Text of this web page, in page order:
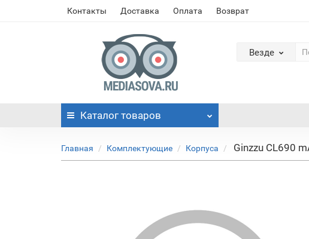
Контакты Доставка Оплата Возврат
Везде
Каталог товаров
Главная Комплектующие Корпуса Ginzzu CL690